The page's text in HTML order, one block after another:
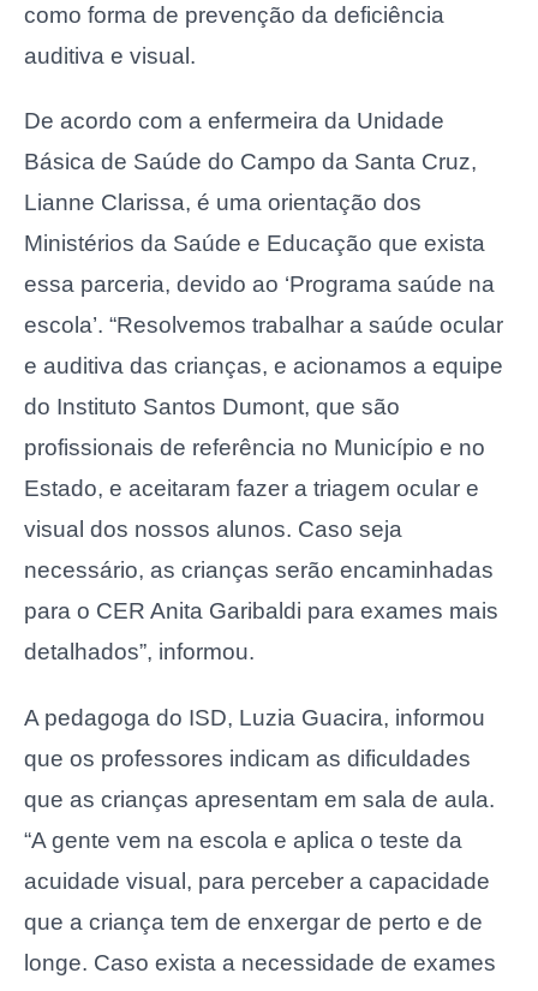
como forma de prevenção da deficiência
auditiva e visual.
De acordo com a enfermeira da Unidade
Básica de Saúde do Campo da Santa Cruz,
Lianne Clarissa, é uma orientação dos
Ministérios da Saúde e Educação que exista
essa parceria, devido ao ‘Programa saúde na
escola’. “Resolvemos trabalhar a saúde ocular
e auditiva das crianças, e acionamos a equipe
do Instituto Santos Dumont, que são
profissionais de referência no Município e no
Estado, e aceitaram fazer a triagem ocular e
visual dos nossos alunos. Caso seja
necessário, as crianças serão encaminhadas
para o CER Anita Garibaldi para exames mais
detalhados”, informou.
A pedagoga do ISD, Luzia Guacira, informou
que os professores indicam as dificuldades
que as crianças apresentam em sala de aula.
“A gente vem na escola e aplica o teste da
acuidade visual, para perceber a capacidade
que a criança tem de enxergar de perto e de
longe. Caso exista a necessidade de exames